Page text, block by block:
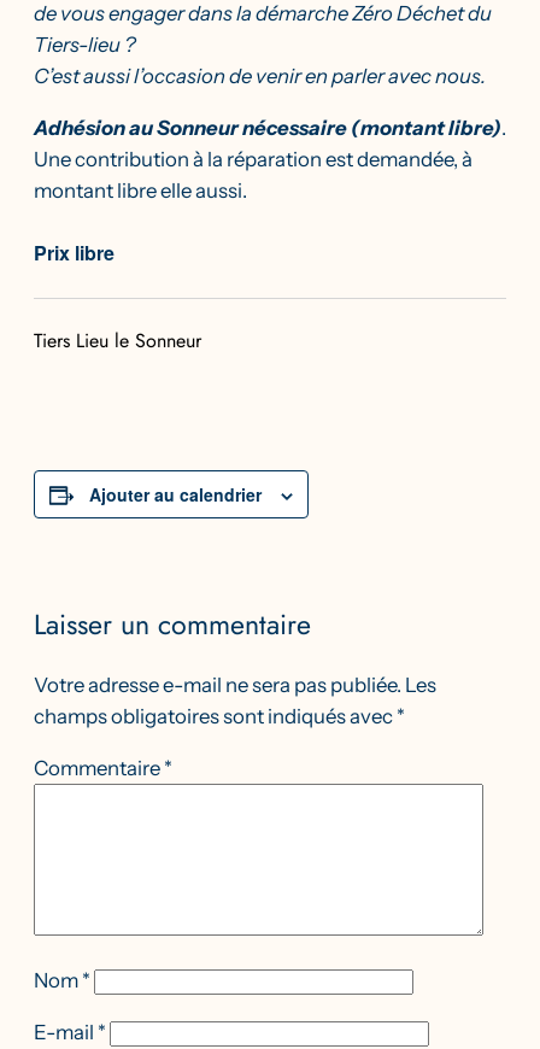
de vous engager dans la démarche Zéro Déchet du
Tiers-lieu ?
C’est aussi l’occasion de venir en parler avec nous.
Adhésion au Sonneur nécessaire (montant libre).
Une contribution à la réparation est demandée, à
montant libre elle aussi.
Prix libre
Tiers Lieu le Sonneur
Ajouter au calendrier
Laisser un commentaire
Votre adresse e-mail ne sera pas publiée. Les
champs obligatoires sont indiqués avec *
Commentaire *
Nom *
E-mail *